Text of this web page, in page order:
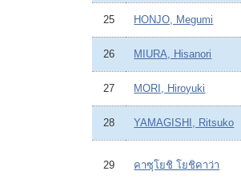
25 HONJO, Megumi
26 MIURA, Hisanori
27 MORI, Hiroyuki
28 YAMAGISHI, Ritsuko
29 คาซุโยชิ โยชิคาว่า